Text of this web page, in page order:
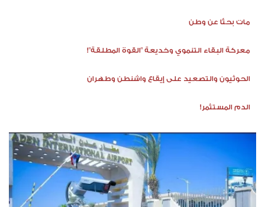
مات بحثًا عن وطن
معركة البقاء التنموي وخديعة "القوة المطلقة"!
الحوثيون والتصعيد على إيقاع واشنطن وطهران
الدم المستثمر!